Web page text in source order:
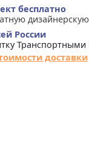
бесплатно
России
доставки